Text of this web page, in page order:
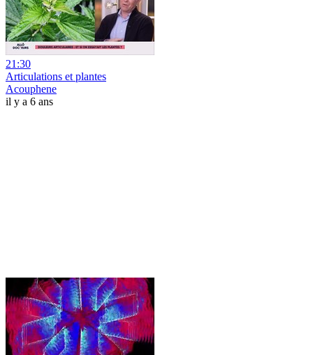
21:30
Articulations et plantes
Acouphene
il y a 6 ans